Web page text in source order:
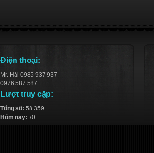
Điện thoại:
Mr. Hải 0985 937 937
0976 587 587
Lượt truy cập:
Tổng số: 58.359
Hôm nay: 70